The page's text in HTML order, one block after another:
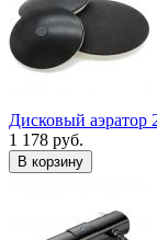
Дисковый аэратор
1 178 руб.
В корзину